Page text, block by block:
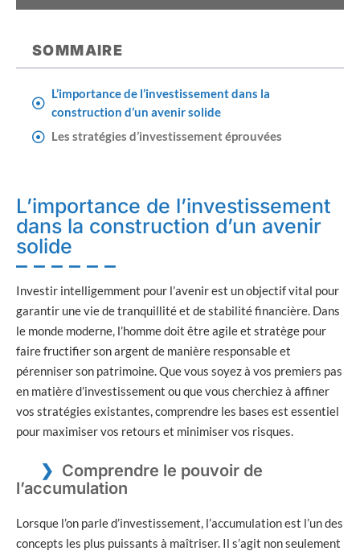
SOMMAIRE
L’importance de l’investissement dans la
construction d’un avenir solide
Les stratégies d’investissement éprouvées
L’importance de l’investissement
dans la construction d’un avenir
solide
Investir intelligemment pour l’avenir est un objectif vital pour
garantir une vie de tranquillité et de stabilité financière. Dans
le monde moderne, l’homme doit être agile et stratège pour
faire fructifier son argent de manière responsable et
pérenniser son patrimoine. Que vous soyez à vos premiers pas
en matière d’investissement ou que vous cherchiez à affiner
vos stratégies existantes, comprendre les bases est essentiel
pour maximiser vos retours et minimiser vos risques.
Comprendre le pouvoir de
l’accumulation
Lorsque l’on parle d’investissement, l’accumulation est l’un des
concepts les plus puissants à maîtriser. Il s’agit non seulement